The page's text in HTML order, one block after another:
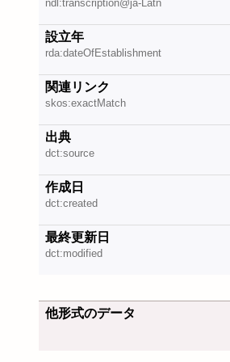
ndl:transcription@ja-Latn
設立年
rda:dateOfEstablishment
関連リンク
skos:exactMatch
出典
dct:source
作成日
dct:created
最終更新日
dct:modified
他形式のデータ